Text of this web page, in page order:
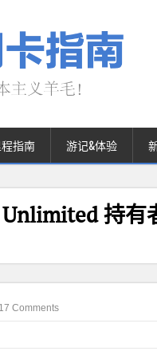
指南 游记&体验
持有
17 Comments